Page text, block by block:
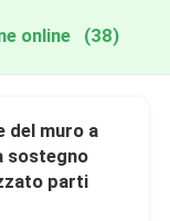
online (38)
del muro a
sostegno
parti